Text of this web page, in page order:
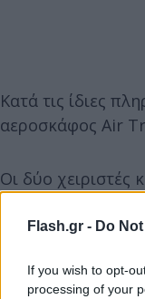
Flash.gr - Do
If you wish to opt-
processing of your
Κατά τις ίδιες
αεροσκάφος Air
Οι δύο χειριστές
ταχύπλοο που
σκάφος του